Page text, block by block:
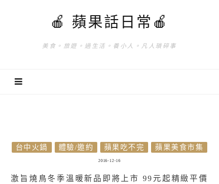
🍎 蘋果話日常🍎
美食。旅遊。過生活。養小人。凡人瑣碎事
台中火鍋 體驗/邀約 蘋果吃不完 蘋果美食市集
2016-12-16
激旨燒鳥冬季溫暖新品即將上市 99元起精緻平價